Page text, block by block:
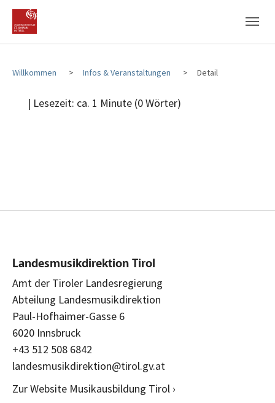
Zum Hauptinhalt
Zum Fußbereich
Willkommen Infos & Veranstaltungen Detail
| Lesezeit: ca. 1 Minute (0 Wörter)
Landesmusikdirektion Tirol
Amt der Tiroler Landesregierung
Abteilung Landesmusikdirektion
Paul-Hofhaimer-Gasse 6
6020 Innsbruck
+43 512 508 6842
landesmusikdirektion@tirol.gv.at
Zur Website Musikausbildung Tirol ›